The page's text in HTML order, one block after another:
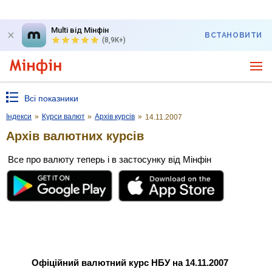
Multi від Мінфін
(8,9K+)
ВСТАНОВИТИ
Всі показники
Індекси » Курси валют » Архів курсів » 14.11.2007
Архів валютних курсів
Все про валюту теперь і в застосунку від Мінфін
Офіційний валютний курс НБУ на 14.11.2007